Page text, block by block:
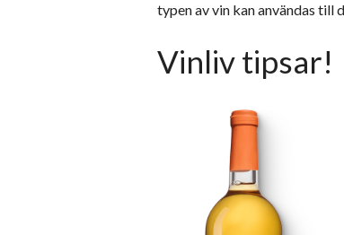
typen av vin kan användas
Vinliv tipsar!